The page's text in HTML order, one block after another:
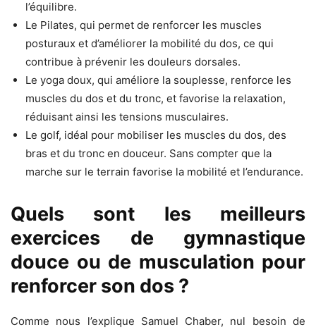
l’équilibre.
Le Pilates, qui permet de renforcer les muscles
posturaux et d’améliorer la mobilité du dos, ce qui
contribue à prévenir les douleurs dorsales.
Le yoga doux, qui améliore la souplesse, renforce les
muscles du dos et du tronc, et favorise la relaxation,
réduisant ainsi les tensions musculaires.
Le golf, idéal pour mobiliser les muscles du dos, des
bras et du tronc en douceur. Sans compter que la
marche sur le terrain favorise la mobilité et l’endurance.
Quels sont les meilleurs
exercices de gymnastique
douce ou de musculation pour
renforcer son dos ?
Comme nous l’explique Samuel Chaber, nul besoin de